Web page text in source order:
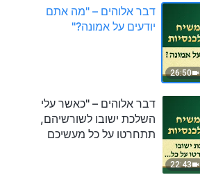
26:50
דבר אלוהים – "מה אתם
יודעים על אמונה?"
22:43
דבר אלוהים – "כאשר עלי
השלכת ישובו לשורשיהם,
תתחרטו על כל מעשיכם